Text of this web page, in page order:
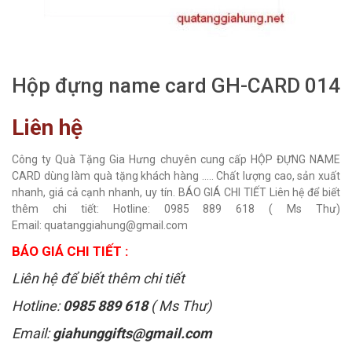
Hộp đựng name card GH-CARD 014
Liên hệ
Công ty Quà Tặng Gia Hưng chuyên cung cấp HỘP ĐỰNG NAME
CARD dùng làm quà tặng khách hàng ..... Chất lượng cao, sản xuất
nhanh, giá cả cạnh nhanh, uy tín. BÁO GIÁ CHI TIẾT Liên hệ để biết
thêm chi tiết: Hotline: 0985 889 618 ( Ms Thư)
Email: quatanggiahung@gmail.com
BÁO GIÁ CHI TIẾT :
Liên hệ để biết thêm chi tiết
Hotline:0985 889 618( Ms Thư)
Email:giahunggifts@gmail.com